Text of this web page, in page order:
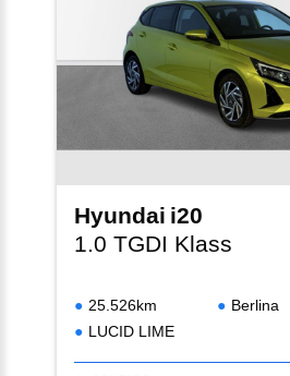
Hyundai i20
1.0 TGDI Klass
25.526km Berlina
LUCID LIME